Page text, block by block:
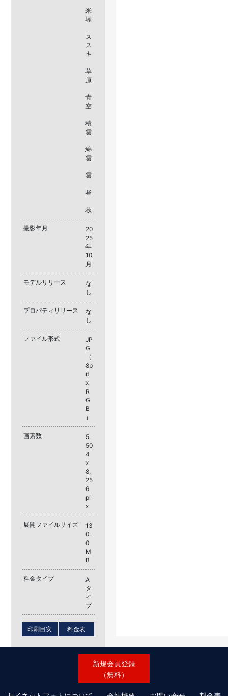
米
塚
ス
ス
キ
草
原
青
空
積
雲
綿
雲
雲
昼
秋
撮影年月
20
25
年
10
月
モデルリリース
な
し
プロパティリリース
な
し
ファイル形式
JP
G
（
8b
it
x
R
G
B
）
画素数
5,
50
4
x
8,
25
6
pi
x
展開ファイルサイズ
13
0.
0
M
B
料金タイプ
A
タ
イ
プ
印刷目安 料金表
新規会員登録
（無料）